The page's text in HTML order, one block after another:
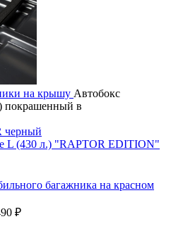
на крышу Автобокс
покрашенный в
L (430 л.) "RAPTOR EDITION"
₽